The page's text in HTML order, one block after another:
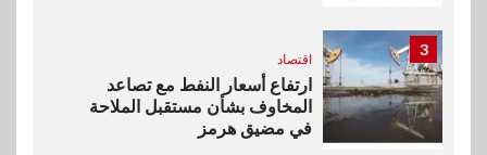
3
اقتصاد
ارتفاع أسعار النفط مع تصاعد
المخاوف بشأن مستقبل الملاحة
في مضيق هرمز